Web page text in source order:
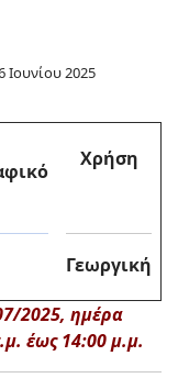
Ιουνίου 2025
Χρήση
Γεωργική
2025, ημέρα
. έως 14:00 μ.μ.